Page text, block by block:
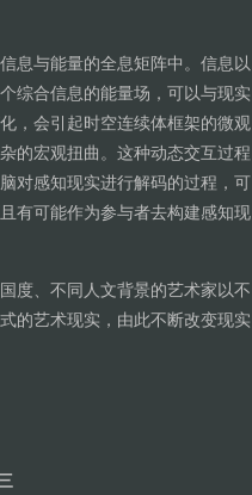
息与能量的全息矩阵中。信息以
综合信息的能量场，可以与现实
，会引起时空连续体框架的微观
的宏观扭曲。这种动态交互过程
对感知现实进行解码的过程，可
有可能作为参与者去构建感知现
度、不同人文背景的艺术家以不
的艺术现实，由此不断改变现实